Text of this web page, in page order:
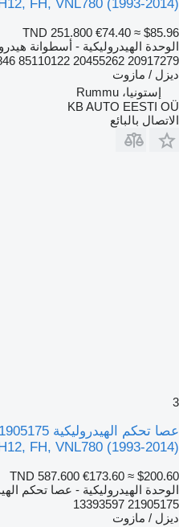
FH, VNL780 (1993-2014)
TND 251.800 €74.40 ≈ $85.96
الوحدة الهيدروليكية - أسطوانة
20917279 20455262 85110122 3198846 20917267
ديزل / مازوت
إستونيا، Rummu
KB AUTO EESTI OÜ
الاتصال بالبائع
3
FH, VNL780 (1993-2014)
TND 587.600 €173.60 ≈ $200.60
الوحدة الهيدروليكية - عصا تحكم
21905175 13393597
ديزل / مازوت